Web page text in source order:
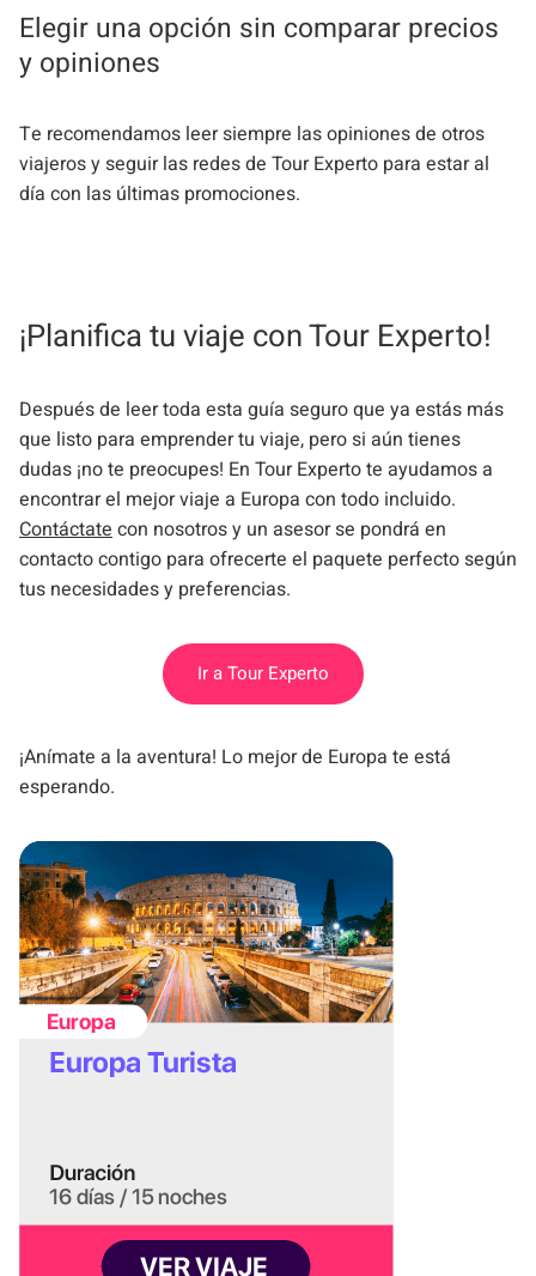
Elegir una opción sin comparar precios
y opiniones
Te recomendamos leer siempre las opiniones de otros
viajeros y seguir las redes de Tour Experto para estar al
día con las últimas promociones.
¡Planifica tu viaje con Tour Experto!
Después de leer toda esta guía seguro que ya estás más
que listo para emprender tu viaje, pero si aún tienes
dudas ¡no te preocupes! En Tour Experto te ayudamos a
encontrar el mejor viaje a Europa con todo incluido.
Contáctatecon nosotros y un asesor se pondrá en
contacto contigo para ofrecerte el paquete perfecto según
tus necesidades y preferencias.
Ir a Tour Experto
¡Anímate a la aventura! Lo mejor de Europa te está
esperando.